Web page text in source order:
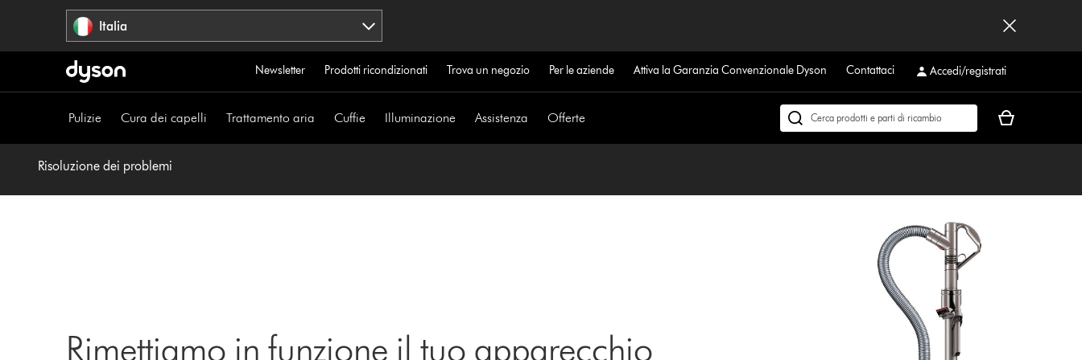
Italia
Newsletter Prodotti ricondizionati Trova un negozio Per le aziende Attiva la Garanzia Convenzionale Dyson Contattaci Accedi/registrati
Pulizie Cura dei capelli Trattamento aria Cuffie Illuminazione Assistenza Offerte
Cerca
Il
Risoluzione dei problemi
Rimettiamo in funzione il tuo apparecchio